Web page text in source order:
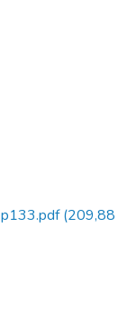
(209,88